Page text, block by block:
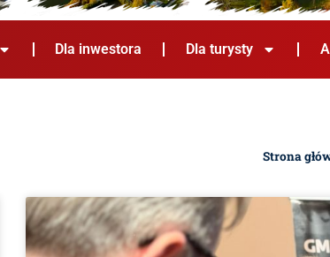
Dla inwestora Dla turysty
Strona